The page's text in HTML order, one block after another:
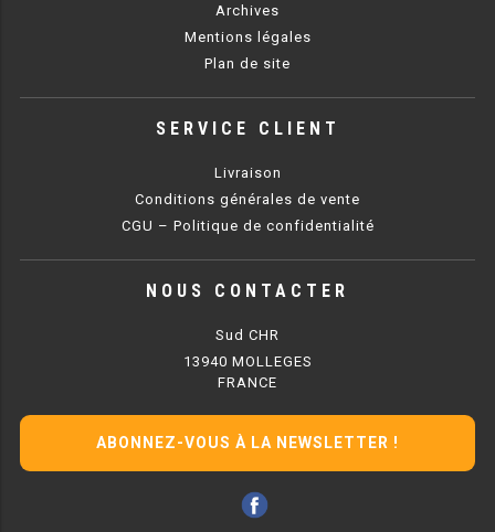
CUISINIÈRE SÉRIE UOC
CUISINIÈRE 700 GAZ
CUISINIÈRE 900 GAZ
CUISINIÈRE 600 ÉLECTRIQUE
BAIN MARIE SÉRIE UOC
Archives
Mentions légales
Plan de site
SERVICE CLIENT
Livraison
Conditions générales de vente
CGU – Politique de confidentialité
NOUS CONTACTER
Sud CHR
13940 MOLLEGES
FRANCE
ABONNEZ-VOUS À LA NEWSLETTER !